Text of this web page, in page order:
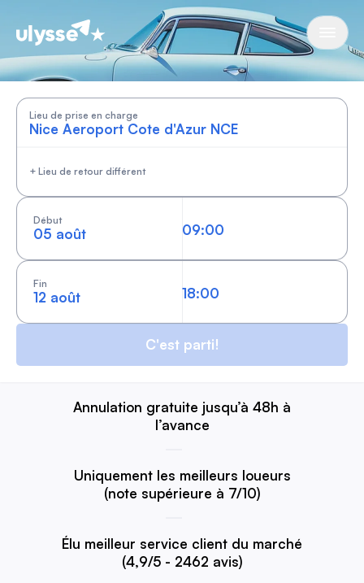
Lieu de prise en charge
+ Lieu de retour différent
Début
05 août
Fin
12 août
C'est parti!
Annulation gratuite jusqu’à 48h à
l’avance
Uniquement les meilleurs loueurs
(note supérieure à 7/10)
Élu meilleur service client du marché
(4,9/5 - 2462 avis)